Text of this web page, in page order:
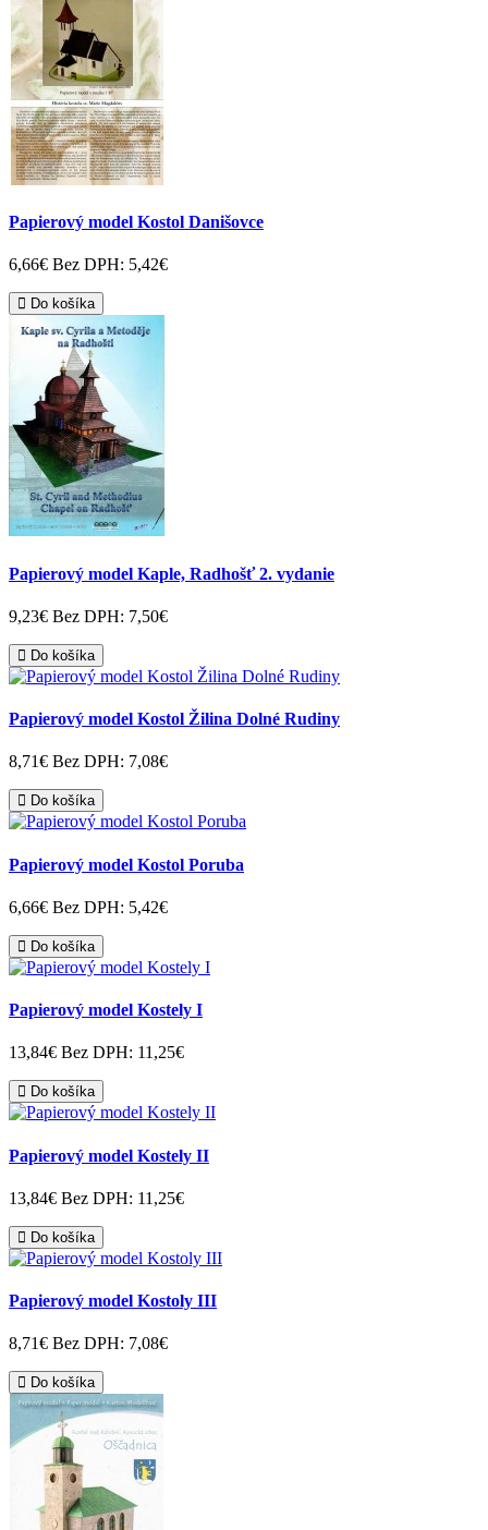
Papierový model Kostol Danišovce
6,66€ Bez DPH: 5,42€
Do košíka
Papierový model Kaple, Radhošť 2. vydanie
9,23€ Bez DPH: 7,50€
Do košíka
Papierový model Kostol Žilina Dolné Rudiny
8,71€ Bez DPH: 7,08€
Do košíka
Papierový model Kostol Poruba
6,66€ Bez DPH: 5,42€
Do košíka
Papierový model Kostely I
13,84€ Bez DPH: 11,25€
Do košíka
Papierový model Kostely II
13,84€ Bez DPH: 11,25€
Do košíka
Papierový model Kostoly III
8,71€ Bez DPH: 7,08€
Do košíka